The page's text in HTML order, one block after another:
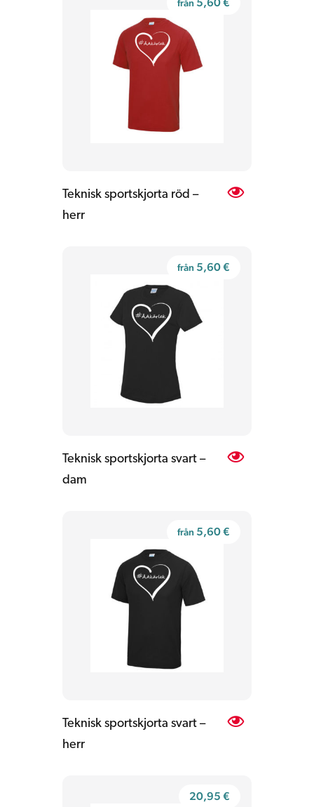
från
Teknisk sportskjorta röd –
herr
från 5,60€
Teknisk sportskjorta svart –
dam
från 5,60€
Teknisk sportskjorta svart –
herr
20,95 €